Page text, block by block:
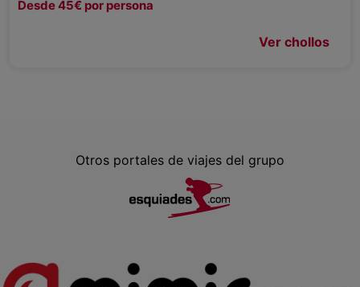
Desde 45€ por persona
Ver chollos
Otros portales de viajes del grupo